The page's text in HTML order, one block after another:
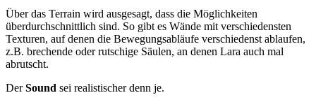
Über das Terrain wird ausgesagt, dass die Möglichkeiten
überdurchschnittlich sind. So gibt es Wände mit verschiedensten
Texturen, auf denen die Bewegungsabläufe verschiedenst ablaufen,
z.B. brechende oder rutschige Säulen, an denen Lara auch mal
abrutscht.
DerSound sei realistischer denn je.